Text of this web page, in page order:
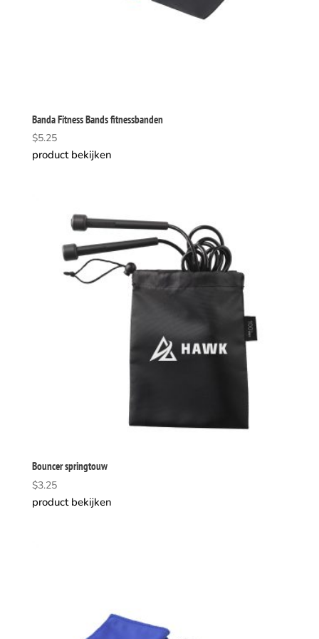
Banda Fitness Bands fitnessbanden
$5.25
product bekijken
Bouncer springtouw
$3.25
product bekijken